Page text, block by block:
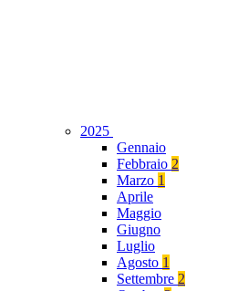
2025
Gennaio
Febbraio 2
Marzo 1
Aprile
Maggio
Giugno
Luglio
Agosto 1
Settembre 2